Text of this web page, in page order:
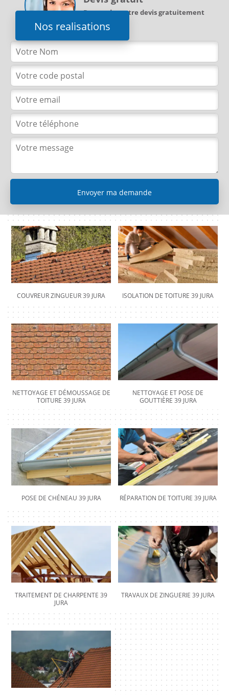
Nos realisations
Demandez votre devis gratuitement
COUVREUR ZINGUEUR 39 JURA ISOLATION DE TOITURE 39 JURA
NETTOYAGE ET DÉMOUSSAGE DE
TOITURE 39 JURA
NETTOYAGE ET POSE DE
GOUTTIÈRE 39 JURA
POSE DE CHÉNEAU 39 JURA RÉPARATION DE TOITURE 39 JURA
TRAITEMENT DE CHARPENTE 39
JURA
TRAVAUX DE ZINGUERIE 39 JURA